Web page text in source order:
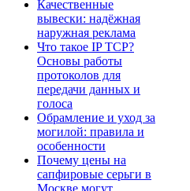
Качественные
вывески: надёжная
наружная реклама
Что такое IP TCP?
Основы работы
протоколов для
передачи данных и
голоса
Обрамление и уход за
могилой: правила и
особенности
Почему цены на
сапфировые серьги в